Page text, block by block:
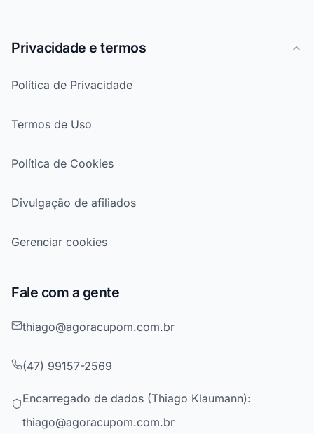
Privacidade e termos
Política de Privacidade
Termos de Uso
Política de Cookies
Divulgação de afiliados
Gerenciar cookies
Fale com a gente
thiago@agoracupom.com.br
(47) 99157-2569
Encarregado de dados (Thiago Klaumann):
thiago@agoracupom.com.br